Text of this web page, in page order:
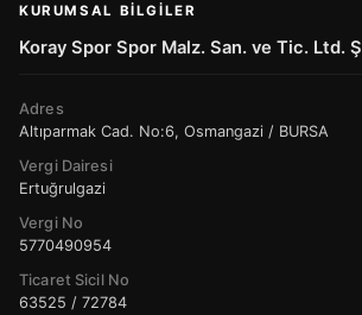
KURUMSAL BILGILER
Koray Spor Spor Malz. San. ve Tic. Ltd.
Adres
Altıparmak Cad. No:6, Osmangazi / BURSA
Vergi Dairesi
Ertuğrulgazi
Vergi No
5770490954
Ticaret Sicil No
63525 / 72784